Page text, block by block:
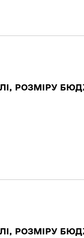
РОЗМІРУ
РОЗМІРУ